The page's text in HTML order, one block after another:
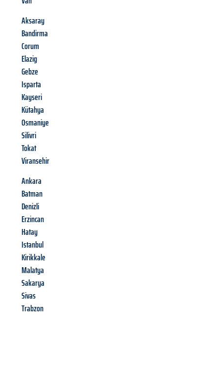
Aksaray
Bandirma
Corum
Elazig
Gebze
Isparta
Kayseri
Kütahya
Osmaniye
Silivri
Tokat
Viransehir
Ankara
Batman
Denizli
Erzincan
Hatay
Istanbul
Kirikkale
Malatya
Sakarya
Sivas
Trabzon